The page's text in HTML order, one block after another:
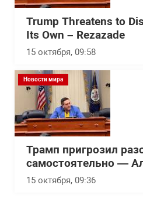
Trump Threatens to
Its Own – Rezazade
15 октября, 09:58
Новости мира
Трамп пригрозил
самостоятельно —
15 октября, 09:36